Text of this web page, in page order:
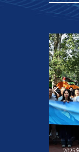
2026“互联中国公益行动”将在贵州贵
​2025年“携手健步行·公益助佛坪”微